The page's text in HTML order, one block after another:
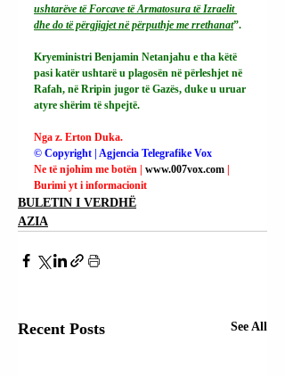
ushtarëve të Forcave të Armatosura të Izraelit
dhe do të përgjigjet në përputhje me rrethanat”.
Kryeministri Benjamin Netanjahu e tha këtë
pasi katër ushtarë u plagosën në përleshjet në
Rafah, në Rripin jugor të Gazës, duke u uruar
atyre shërim të shpejtë.
Nga z. Erton Duka.
© Copyright | Agjencia Telegrafike Vox
Ne të njohim me botën | www.007vox.com |
Burimi yt i informacionit
BULETIN I VERDHË
AZIA
Recent Posts See All